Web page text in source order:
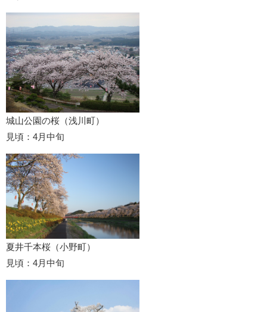
城山公園の桜（浅川町）
見頃：4月中旬
夏井千本桜（小野町）
見頃：4月中旬